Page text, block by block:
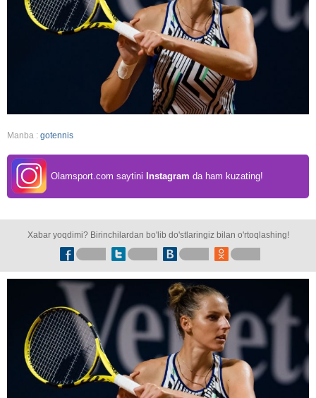
Manba : gotennis
Olamsport.com saytini Instagram da ham kuzating!
Xabar yoqdimi? Birinchilardan bo'lib do'stlaringiz bilan o'rtoqlashing!